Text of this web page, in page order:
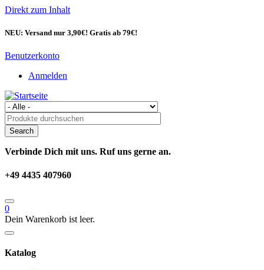
Direkt zum Inhalt
NEU: Versand nur 3,90€! Gratis ab 79€!
Benutzerkonto
Anmelden
Verbinde Dich mit uns. Ruf uns gerne an.
+49 4435 407960
0
Dein Warenkorb ist leer.
Katalog